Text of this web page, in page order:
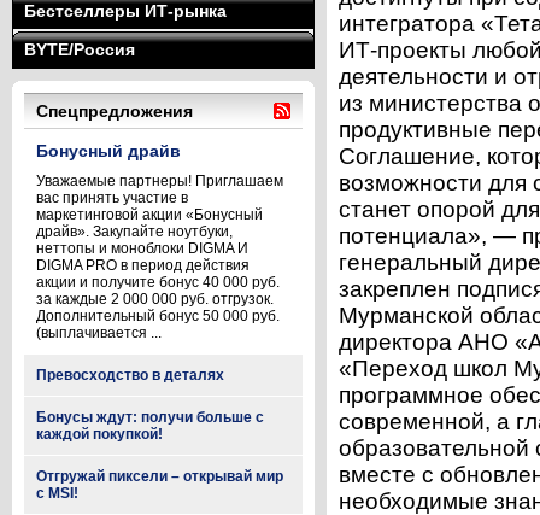
Бестселлеры ИТ-рынка
BYTE/Россия
Спецпредложения
Бонусный драйв
Уважаемые партнеры! Приглашаем
вас принять участие в
маркетинговой акции «Бонусный
драйв». Закупайте ноутбуки,
неттопы и моноблоки DIGMA И
DIGMA PRO в период действия
акции и получите бонус 40 000 руб.
за каждые 2 000 000 руб. отгрузок.
Дополнительный бонус 50 000 руб.
(выплачивается ...
Превосходство в деталях
Бонусы ждут: получи больше с
каждой покупкой!
Отгружай пиксели – открывай мир
с MSI!
интегратора
ИТ-проекты
деятельности и
из министерства
продуктивные
Соглашение,
возможности для
станет опорой
потенциала», —
генеральный
закреплен
Мурманской
директора АНО
«Переход школ
программное
современной, а
вместе с
необходимые